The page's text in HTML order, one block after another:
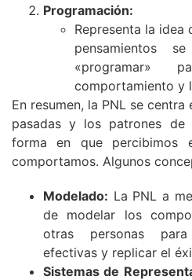
Programación:
Representa la idea
pensamientos
comportamiento y
En resumen, la PNL se
pasadas y los patrones de
forma en que percibimos
comportamos. Algunos
Modelado: La PNL a
de modelar los
otras personas
efectivas y replicar el
Sistemas de